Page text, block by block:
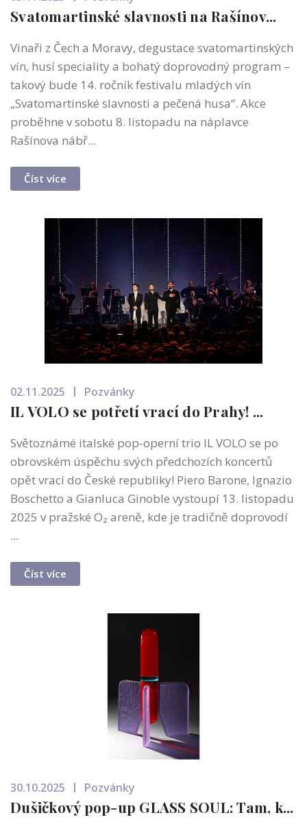
Svatomartinské slavnosti na Rašínov...
Vinaři z Čech a Moravy, degustace svatomartinských
vín, husí speciality a bohatý doprovodný program –
takový bude 14. ročník festivalu mladých vín
„Svatomartinské slavnosti a pečená husa“. Akce
proběhne v sobotu 8. listopadu na náplavce
Rašínova nábř...
Číst více
02.11.2025 Pozvánky
IL VOLO se potřetí vrací do Prahy! ...
Světoznámé italské pop-operní trio IL VOLO se po
obrovském úspěchu svých předchozích koncertů
opět vrací do České republiky! Piero Barone, Ignazio
Boschetto a Gianluca Ginoble vystoupí 13. listopadu
2025 v pražské O₂ areně, kde je tradičně doprovodí
...
Číst více
30.10.2025 Pozvánky
Dušičkový pop-up GLASS SOUL: Tam, k...